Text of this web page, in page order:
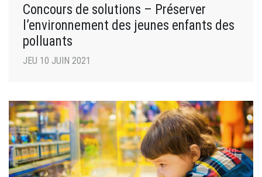
Concours de solutions – Préserver
l’environnement des jeunes enfants des
polluants
JEU 10 JUIN 2021